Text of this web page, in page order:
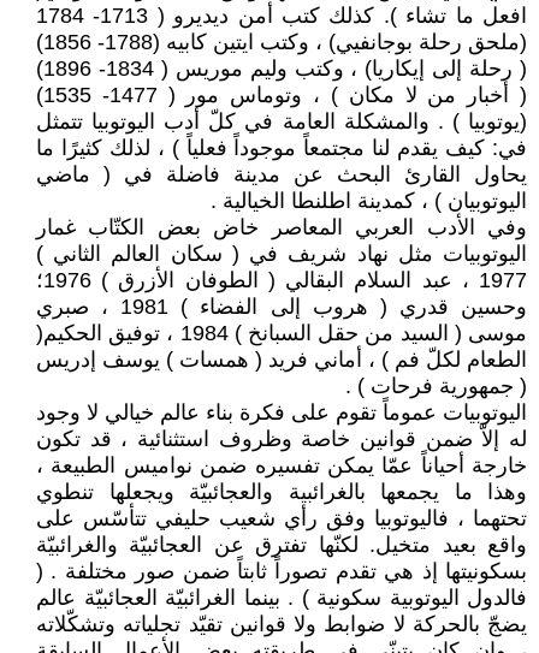
افعل ما تشاء ). كذلك كتب أمن ديديرو ( 1713- 1784
(ملحق رحلة بوجانفيي) ، وكتب ايتين كابيه (1788- 1856)
( رحلة إلى إيكاريا) ، وكتب وليم موريس ( 1834- 1896)
( أخبار من لا مكان ) ، وتوماس مور ( 1477- 1535)
(يوتوبيا ) . والمشكلة العامة في كلّ أدب اليوتوبيا تتمثل
في: كيف يقدم لنا مجتمعاً موجوداً فعلياً ) ، لذلك كثيرًا ما
يحاول القارئ البحث عن مدينة فاضلة في ( ماضي
اليوتوبيان ) ، كمدينة اطلنطا الخيالية .
وفي الأدب العربي المعاصر خاض بعض الكتّاب غمار
اليوتوبيات مثل نهاد شريف في ( سكان العالم الثاني )
1977 ، عبد السلام البقالي ( الطوفان الأزرق ) 1976؛
وحسين قدري ( هروب إلى الفضاء ) 1981 ، صبري
موسى ( السيد من حقل السبانخ ) 1984 ، توفيق الحكيم(
الطعام لكلّ فم ) ، أماني فريد ( همسات ) يوسف إدريس
( جمهورية فرحات ) .
اليوتوبيات عموماً تقوم على فكرة بناء عالم خيالي لا وجود
له إلاّ ضمن قوانين خاصة وظروف استثنائية ، قد تكون
خارجة أحياناً عمّا يمكن تفسيره ضمن نواميس الطبيعة ،
وهذا ما يجمعها بالغرائبية والعجائبيّة ويجعلها تنطوي
تحتهما ، فاليوتوبيا وفق رأي شعيب حليفي تتأسّس على
واقع بعيد متخيل. لكنّها تفترق عن العجائبيّة والغرائبيّة
بسكونيتها إذ هي تقدم تصوراً ثابتاً ضمن صور مختلفة . (
فالدول اليوتوبية سكونية ) . بينما الغرائبيّة العجائبيّة عالم
يضجّ بالحركة لا ضوابط ولا قوانين تقيّد تجلياته وتشكّلاته